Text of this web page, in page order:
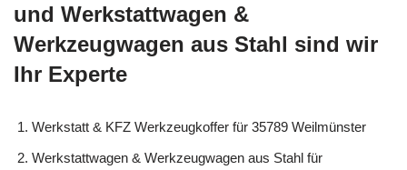
und Werkstattwagen &
Werkzeugwagen aus Stahl sind wir
Ihr Experte
Werkstatt & KFZ Werkzeugkoffer für 35789 Weilmünster
Werkstattwagen & Werkzeugwagen aus Stahl für